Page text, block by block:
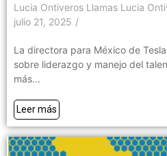
Lucia Ontiveros Llamas Lucia
julio 21, 2025 /
La directora para México de
sobre liderazgo y manejo del
más...
Leer más